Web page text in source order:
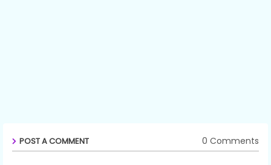
POST A COMMENT 0 Comments